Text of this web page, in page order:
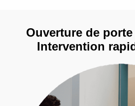
Ouverture de
Intervention